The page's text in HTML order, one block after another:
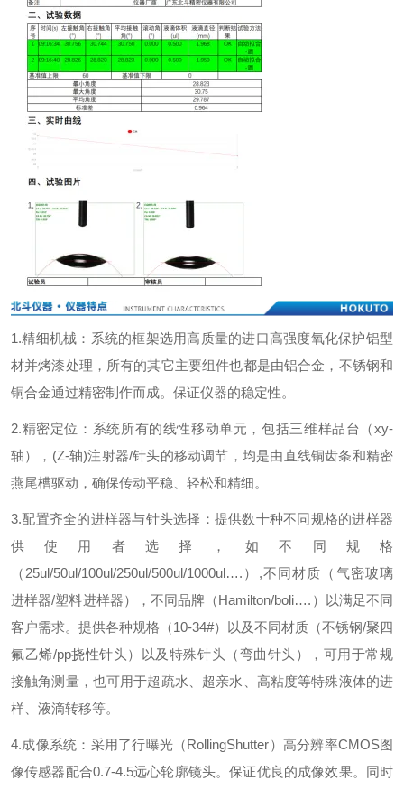
1.精细机械：系统的框架选用高质量的进口高强度氧化保护铝型
材并烤漆处理，所有的其它主要组件也都是由铝合金，不锈钢和
铜合金通过精密制作而成。保证仪器的稳定性。
2.精密定位：系统所有的线性移动单元，包括三维样品台（xy-
轴）， (Z-轴)注射器/针头的移动调节，均是由直线铜齿条和精密
燕尾槽驱动，确保传动平稳、轻松和精细。
3.配置齐全的进样器与针头选择：提供数十种不同规格的进样器
供使用者选择，如不同规格
（ 25ul/50ul/100ul/250ul/500ul/1000ul…. ） ,不同材质（气密玻璃
进样器/塑料进样器），不同品牌（Hamilton/boli…. ）以满足不同
客户需求。提供各种规格（10-34#）以及不同材质（不锈钢/聚四
氟乙烯/pp挠性针头）以及特殊针头（弯曲针头），可用于常规
接触角测量，也可用于超疏水、超亲水、高粘度等特殊液体的进
样、液滴转移等。
4.成像系统：采用了行曝光（RollingShutter）高分辨率CMOS图
像传感器配合0.7-4.5远心轮廓镜头。保证优良的成像效果。同时